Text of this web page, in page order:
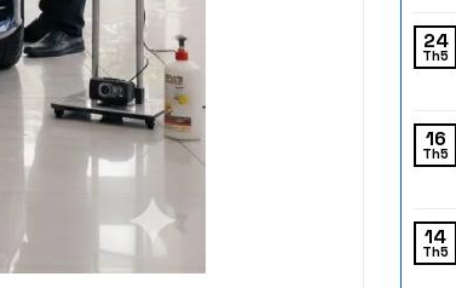
24
Th5
16
Th5
14
Th5